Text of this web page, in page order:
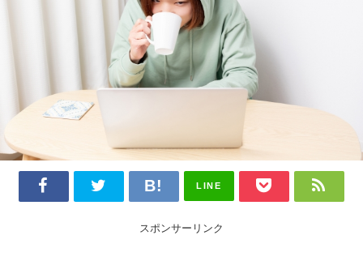
LINE
スポンサーリンク